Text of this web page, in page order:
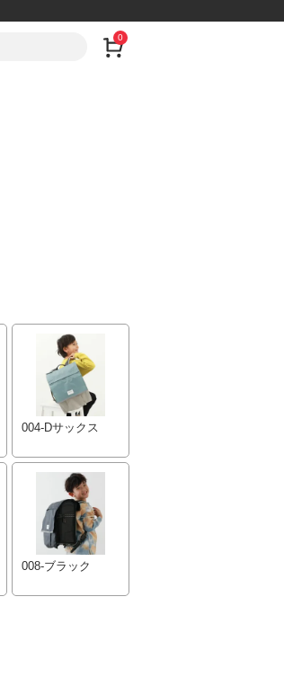
0
004-Dサックス
008-ブラック